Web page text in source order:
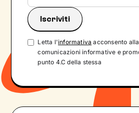
Letta l'informativa acconsento
comunicazioni informative e
punto 4.C della stessa